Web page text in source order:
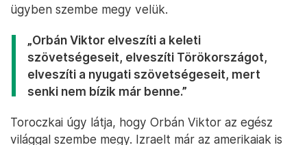
ügyben szembe megy velük.
„Orbán Viktor elveszíti a keleti
szövetségeseit, elveszíti Törökországot,
elveszíti a nyugati szövetségeseit, mert
senki nem bízik már benne.”
Toroczkai úgy látja, hogy Orbán Viktor az egész
világgal szembe megy. Izraelt már az amerikaiak is